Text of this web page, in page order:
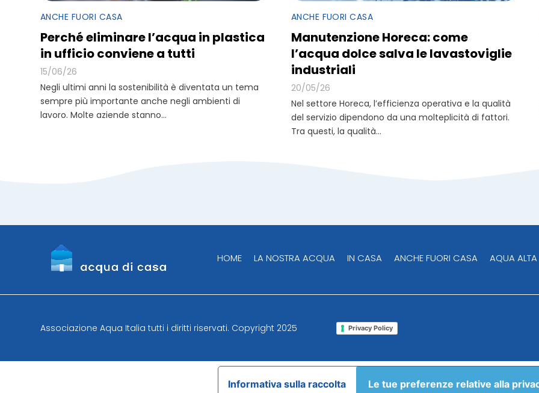
ANCHE FUORI CASA
Perché eliminare l’acqua in plastica
in ufficio conviene a tutti
15/06/26
Negli ultimi anni la sostenibilità è diventata un tema
sempre più importante anche negli ambienti di
lavoro. Molte aziende stanno...
ANCHE FUORI CASA
Manutenzione Horeca: come
l’acqua dolce salva le lavastoviglie
industriali
20/05/26
Nel settore Horeca, l’efficienza operativa e la qualità
del servizio dipendono da una molteplicità di fattori.
Tra questi, la qualità...
HOME LA NOSTRA ACQUA IN CASA ANCHE FUORI CASA AQUA ALTA
Associazione Aqua Italia tutti i diritti riservati. Copyright 2025 Privacy Policy
Informativa sulla raccolta Le tue preferenze relative alla